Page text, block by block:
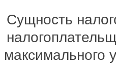
Сущность
максимального